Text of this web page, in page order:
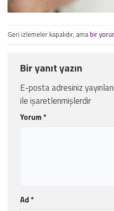
Geri izlemeler kapalıdır, amabir
Bir yanıt yazın
E-posta adresiniz
ile işaretlenmişlerdir
Yorum *
Ad *